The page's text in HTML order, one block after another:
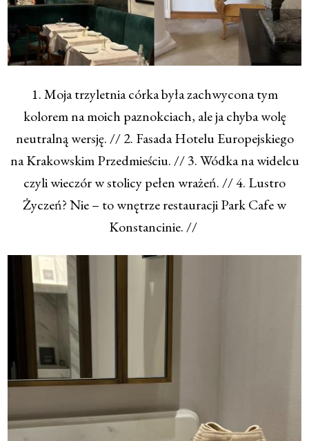
1. Moja trzyletnia córka była zachwycona tym
kolorem na moich paznokciach, ale ja chyba wolę
neutralną wersję. // 2. Fasada Hotelu Europejskiego
na Krakowskim Przedmieściu. // 3. Wódka na widelcu
czyli wieczór w stolicy pełen wrażeń. // 4. Lustro
Życzeń? Nie – to wnętrze restauracji Park Cafe w
Konstancinie. //